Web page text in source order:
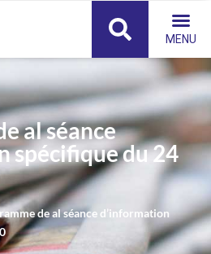
al séance
spécifique du 24
de al séance d’information